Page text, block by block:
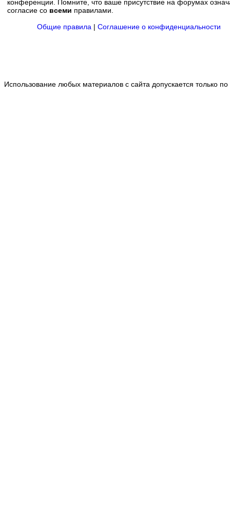
конференции. Помните, что ваше присутствие на форумах
согласие со всеми правилами.
Общие правила | Соглашение о конфиденциальности
Использование любых материалов с сайта допускается только